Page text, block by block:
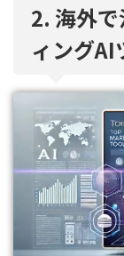
2. 海外
ィングAI